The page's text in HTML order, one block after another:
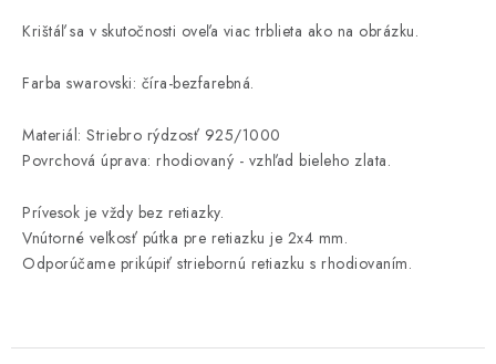
Krištáľ sa v skutočnosti oveľa viac trblieta ako na obrázku.
Farba swarovski: číra-bezfarebná.
Materiál: Striebro rýdzosť 925/1000
Povrchová úprava: rhodiovaný - vzhľad bieleho zlata.
Prívesok je vždy bez retiazky.
Vnútorné veľkosť pútka pre retiazku je 2x4 mm.
Odporúčame prikúpiť striebornú retiazku s rhodiovaním.